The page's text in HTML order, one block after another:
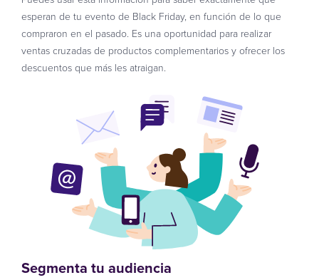
esperan de tu evento de Black Friday, en función de lo que
compraron en el pasado. Es una oportunidad para realizar
ventas cruzadas de productos complementarios y ofrecer los
descuentos que más les atraigan.
Segmenta tu audiencia